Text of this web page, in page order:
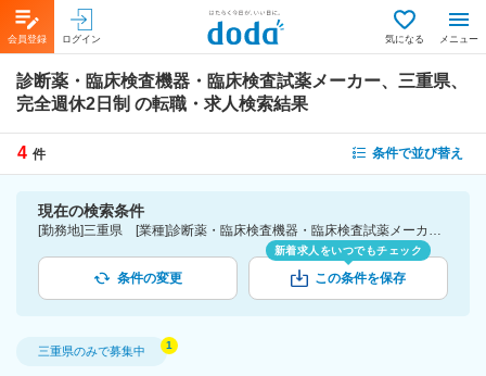
会員登録 ログイン 気になる メニュー
診断薬・臨床検査機器・臨床検査試薬メーカー、三重県、
完全週休2日制 の転職・求人検索結果
4 件 条件で並び替え
現在の検索条件
[勤務地]三重県 [業種]診断薬・臨床検査機器・臨床検査試薬メーカー-医薬品・医療機器・ライフサイエンス・医療系サービス [こだわり条件ピックアップ]完全週休2日制 [詳細条件](休日・働き方)完全週休2日制
条件の変更
新着求人をいつでもチェック
この条件を保存
三重県のみで募集中